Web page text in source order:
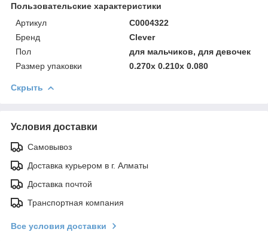
Пользовательские характеристики
Артикул
C0004322
Бренд
Clever
Пол
для мальчиков, для девочек
Размер упаковки
0.270х 0.210х 0.080
Скрыть
Условия доставки
Самовывоз
Доставка курьером в г. Алматы
Доставка почтой
Транспортная компания
Все условия доставки